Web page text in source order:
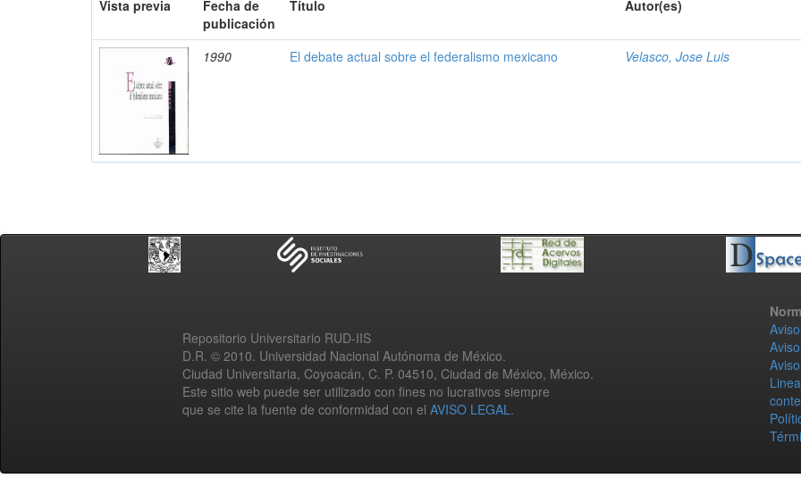
Vista previa
Fecha de
publicación
Título Autor(es)
1990 El debate actual sobre el federalismo mexicano Velasco, Jose Luis
Repositorio Universitario RUD-IIS
D.R. © 2010. Universidad Nacional Autónoma de México.
Ciudad Universitaria, Coyoacán, C. P. 04510, Ciudad de México, México.
Este sitio web puede ser utilizado con fines no lucrativos siempre
que se cite la fuente de conformidad con el AVISO LEGAL.